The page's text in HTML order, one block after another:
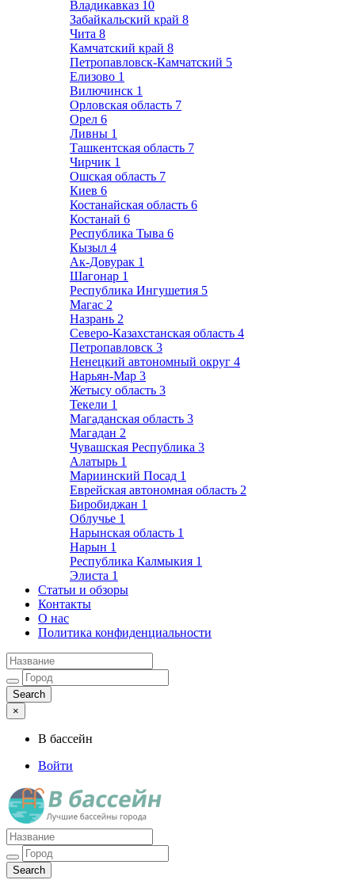
Владикавказ 10
Забайкальский край 8
Чита 8
Камчатский край 8
Петропавловск-Камчатский 5
Елизово 1
Вилючинск 1
Орловская область 7
Орел 6
Ливны 1
Ташкентская область 7
Чирчик 1
Ошская область 7
Киев 6
Костанайская область 6
Костанай 6
Республика Тыва 6
Кызыл 4
Ак-Довурак 1
Шагонар 1
Республика Ингушетия 5
Магас 2
Назрань 2
Северо-Казахстанская область 4
Петропавловск 3
Ненецкий автономный округ 4
Нарьян-Мар 3
Жетысу область 3
Текели 1
Магаданская область 3
Магадан 2
Чувашская Республика 3
Алатырь 1
Мариинский Посад 1
Еврейская автономная область 2
Биробиджан 1
Облучье 1
Нарынская область 1
Нарын 1
Республика Калмыкия 1
Элиста 1
Статьи и обзоры
Контакты
О нас
Политика конфиденциальности
×
В бассейн
Войти
Лучшие бассейны города